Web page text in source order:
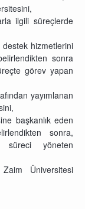
ilgili süreçlerde
destek hizmetlerini
sonra
görev yapan
yayımlanan
başkanlık eden
sonra,
süreci yöneten
Üniversitesi